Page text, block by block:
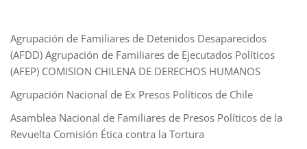
Agrupación de Familiares de Detenidos Desaparecidos
(AFDD) Agrupación de Familiares de Ejecutados Políticos
(AFEP) COMISION CHILENA DE DERECHOS HUMANOS
Agrupación Nacional de Ex Presos Políticos de Chile
Asamblea Nacional de Familiares de Presos Políticos de la
Revuelta Comisión Ética contra la Tortura